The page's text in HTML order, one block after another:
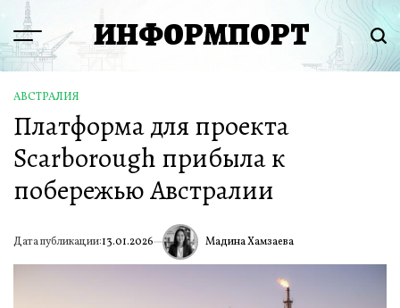
Перейти
содержимому
Menu ИНФОРМПОРТ
ОПУБЛИКОВАНО
В
АВСТРАЛИЯ
Платформа для проекта
Scarborough прибыла к
побережью Австралии
Дата публикации:13.01.2026 ИА Мадина Хамзаева